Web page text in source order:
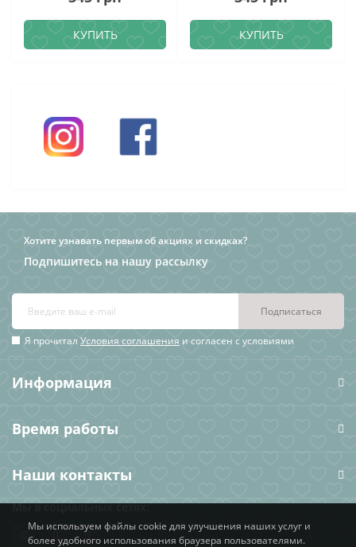
КУПИТЬ КУПИТЬ
Хотите узнавать первым об акциях и скидках?
Подпишитесь на нашу рассылку
Подписаться
Я прочитал Условия соглашения и согласен с условиями
Информация
Время работы
Наши контакты
Мы в социальных сетях:
Мы используем файлы cookie для улучшения наших услуг и
более удобного использования браузера пользователями.